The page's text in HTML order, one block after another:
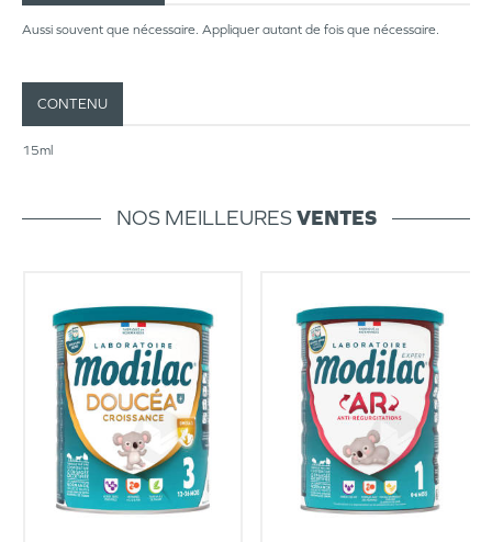
Aussi souvent que nécessaire. Appliquer autant de fois que nécessaire.
CONTENU
15ml
NOS MEILLEURESVENTES